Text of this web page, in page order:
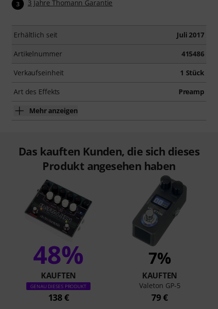
3 3 Jahre Thomann Garantie
Erhältlich seit Juli 2017
Artikelnummer 415486
Verkaufseinheit 1 Stück
Art des Effekts Preamp
Mehr anzeigen
Das kauften Kunden, die sich dieses
Produkt angesehen haben
48%
KAUFTEN
GENAU DIESES PRODUKT
138 €
7%
KAUFTEN
Valeton GP-5
79 €